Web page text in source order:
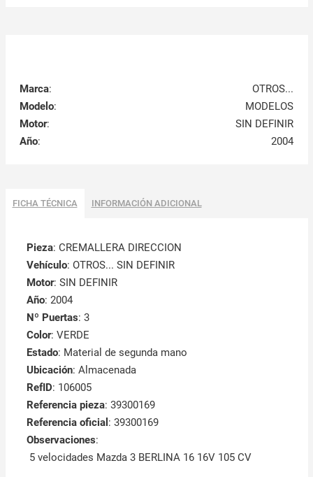
Marca:
OTROS...
Modelo:
MODELOS
Motor:
SIN DEFINIR
Año: 2004
FICHA TÉCNICA INFORMACIÓN ADICIONAL
Pieza: CREMALLERA DIRECCION
Vehículo: OTROS... SIN DEFINIR
Motor: SIN DEFINIR
Año: 2004
Nº Puertas: 3
Color: VERDE
Estado: Material de segunda mano
Ubicación: Almacenada
RefID: 106005
Referencia pieza: 39300169
Referencia oficial : 39300169
Observaciones:
5 velocidades Mazda 3 BERLINA 16 16V 105 CV